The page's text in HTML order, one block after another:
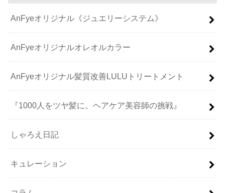
AnFyeオリジナル《ジュエリーシステム》
AnFyeオリジナルオレオルカラー
AnFyeオリジナル髪質改善LULUトリートメント
『1000人をツヤ髪に。ヘアケア美容師の挑戦』
しゃろえ日記
キュレーション